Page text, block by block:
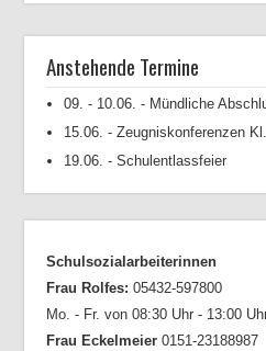
Anstehende Termine
09. - 10.06. - Mündliche
15.06. - Zeugniskonferenzen
19.06. - Schulentlassfeier
Schulsozialarbeiterinnen
Frau Rolfes:05432-597800
Mo. - Fr. von 08:30 Uhr - 13:00
Frau Eckelmeier 0151-23188987